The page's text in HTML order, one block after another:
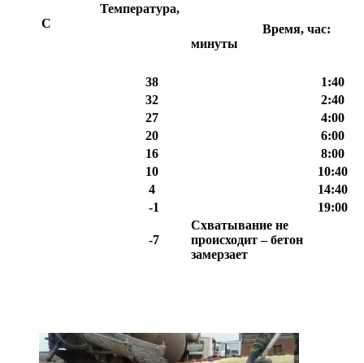
Температура,
С
Время, час:
минуты
38
1:40
32
2:40
27
4:00
20
6:00
16
8:00
10
10:40
4
14:40
-1
19:00
-7
Схватывание не
происходит – бетон
замерзает